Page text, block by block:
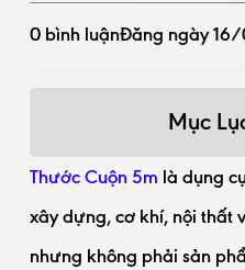
Đăng ngày 16/
0 bình luận
Mục
Thước Cuộn 5m là dụng
xây dựng, cơ khí, nội thất
nhưng không phải sản